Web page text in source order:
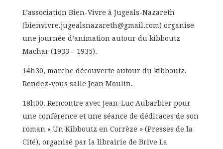
L’association Bien-Vivre à Jugeals-Nazareth
(bienvivre.jugealsnazareth@gmail.com) organise
une journée d’animation autour du kibboutz
Machar (1933 – 1935).
14h30, marche découverte autour du kibboutz.
Rendez-vous salle Jean Moulin.
18h00. Rencontre avec Jean-Luc Aubarbier pour
une conférence et une séance de dédicaces de son
roman « Un Kibboutz en Corrèze » (Presses de la
Cité), organisé par la librairie de Brive La